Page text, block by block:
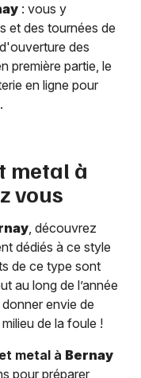
: vous y
et des tournées de
des
première partie, le
en ligne pour
metal à
vous
, découvrez
dédiés à ce style
de ce type sont
au long de l’année
envie de
de la foule !
metal à Bernay
pour préparer